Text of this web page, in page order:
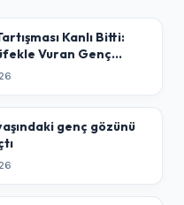
Kanlı Bitti:
Vuran Genç
genç gözünü